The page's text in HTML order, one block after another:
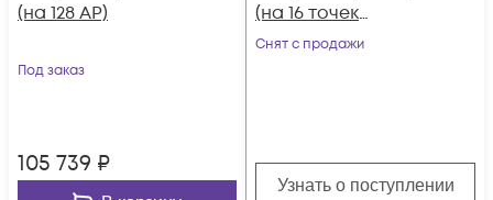
(на 128 AP)
Под заказ
105 739 ₽
(на 16 точек
доступа) на
Снят с продажи
Узнать о поступлении